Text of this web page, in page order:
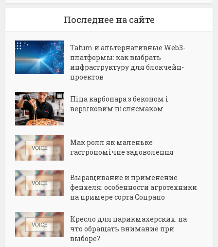
Последнее на сайте
Tatum и альтернативные Web3-
платформы: как выбрать
инфраструктуру для блокчейн-
проектов
Піца карбонара з беконом і
вершковим післясмаком
Мак ролл як маленьке
гастрономічне задоволення
Выращивание и применение
фенхеля: особенности агротехники
на примере сорта Сопрано
Кресло для парикмахерских: на
что обращать внимание при
выборе?